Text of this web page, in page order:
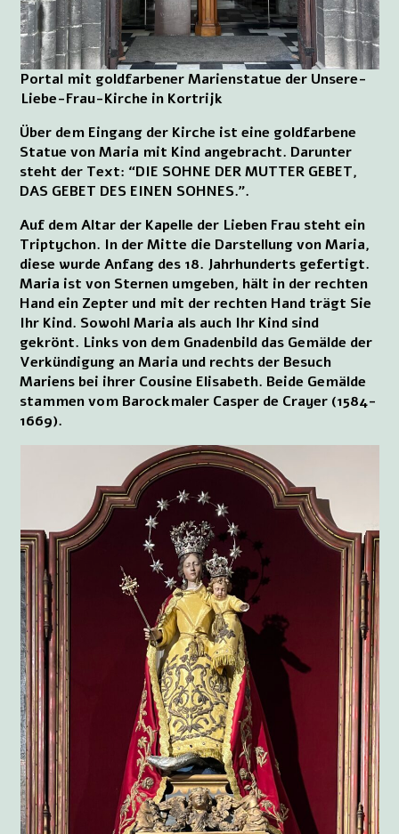
Portal mit goldfarbener Marienstatue der Unsere-
Liebe-Frau-Kirche in Kortrijk
Über dem Eingang der Kirche ist eine goldfarbene
Statue von Maria mit Kind angebracht. Darunter
steht der Text: “DIE SOHNE DER MUTTER GEBET,
DAS GEBET DES EINEN SOHNES.”.
Auf dem Altar der Kapelle der Lieben Frau steht ein
Triptychon. In der Mitte die Darstellung von Maria,
diese wurde Anfang des 18. Jahrhunderts gefertigt.
Maria ist von Sternen umgeben, hält in der rechten
Hand ein Zepter und mit der rechten Hand trägt Sie
Ihr Kind. Sowohl Maria als auch Ihr Kind sind
gekrönt. Links von dem Gnadenbild das Gemälde der
Verkündigung an Maria und rechts der Besuch
Mariens bei ihrer Cousine Elisabeth. Beide Gemälde
stammen vom Barockmaler Casper de Crayer (1584-
1669).